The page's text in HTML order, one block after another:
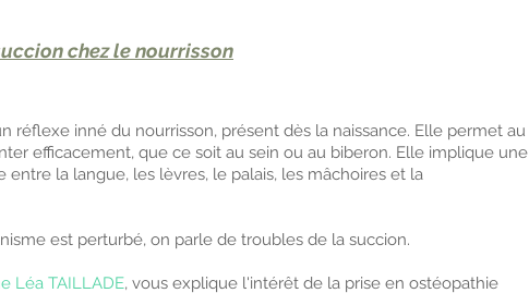
chez le nourrisson
réflexe inné du nourrisson, présent dès la naissance. Elle permet au
efficacement, que ce soit au sein ou au biberon. Elle implique une
entre la langue, les lèvres, le palais, les mâchoires et la
est perturbé, on parle de troubles de la succion.
Léa TAILLADE, vous explique l'intérêt de la prise en ostéopathie